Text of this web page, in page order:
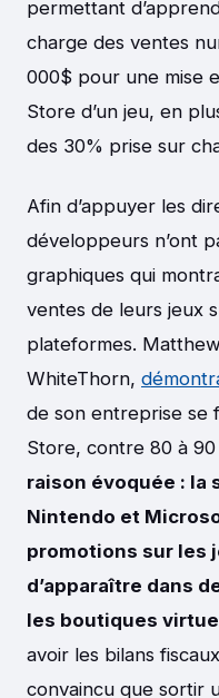
permettant
charge des ventes
000$ pour une mise
Store d’un jeu, en
des 30% prise sur
Afin d’appuyer les
développeurs n’ont
graphiques qui
ventes de leurs jeux
plateformes.
WhiteThorn,
de son entreprise se
Store, contre 80 à
raison évoquée : la
Nintendo et
promotions sur les
d’apparaître dans
les boutiques
avoir les bilans
convaincu que sortir